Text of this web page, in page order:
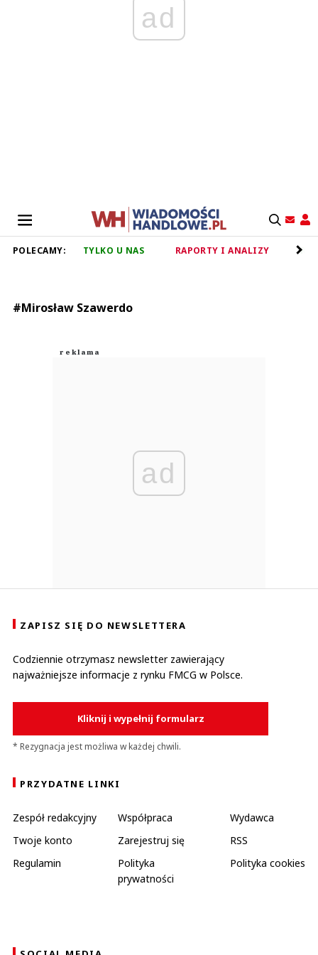
ad
POLECAMY: TYLKO U NAS RAPORTY I ANALIZY
#Mirosław Szawerdo
ad
ZAPISZ SIĘ DO NEWSLETTERA
Codziennie otrzymasz newsletter zawierający
najważniejsze informacje z rynku FMCG w Polsce.
Kliknij i wypełnij formularz
* Rezygnacja jest możliwa w każdej chwili.
PRZYDATNE LINKI
Zespół redakcyjny Współpraca
Wydawca
Twoje konto
Zarejestruj się
RSS
Regulamin
Polityka
prywatności
Polityka cookies